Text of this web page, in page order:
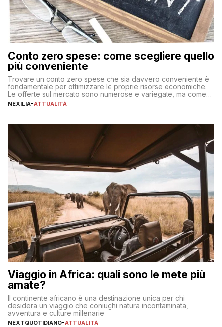
Conto zero spese: come scegliere quello
più conveniente
Trovare un conto zero spese che sia davvero conveniente è
fondamentale per ottimizzare le proprie risorse economiche.
Le offerte sul mercato sono numerose e variegate, ma come
individuare quella più adatta alle proprie esigenze senza
sul […]
NEXILIA-ATTUALITÀ
Viaggio in Africa: quali sono le mete più
amate?
Il continente africano è una destinazione unica per chi
desidera un viaggio che coniughi natura incontaminata,
avventura e culture millenarie
NEXTQUOTIDIANO-ATTUALITÀ